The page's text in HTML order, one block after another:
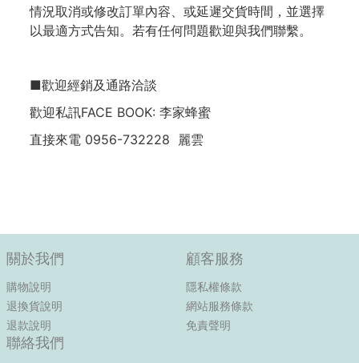
情況取消或修改訂單內容、或延遲交貨時間，並選擇
以最適方式告知。若有任何問題歡迎與我們聯繫。
■歡迎經銷及通路洽談
歡迎私訊FACE BOOK: 李家蜂蜜
直接來電 0956-732228 麗雲
關於我們
購物說明
退換貨說明
退款說明
顧客服務
隱私權條款
網站服務條款
免責聲明
聯絡我們